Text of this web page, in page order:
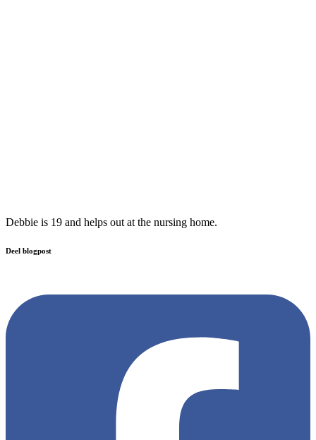
Debbie is 19 and helps out at the nursing home.
Deel blogpost